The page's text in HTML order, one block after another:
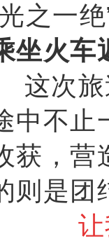
之一绝
坐火车
次旅途
中不
获，营
则是
。